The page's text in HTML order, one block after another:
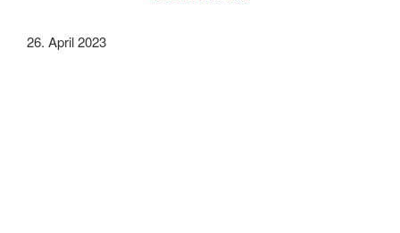
26. April 2023